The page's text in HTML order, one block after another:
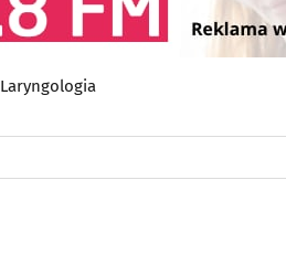
Laryngologia